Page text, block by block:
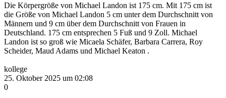
Die Körpergröße von Michael Landon ist 175 cm. Mit 175 cm ist
die Größe von Michael Landon 5 cm unter dem Durchschnitt von
Männern und 9 cm über dem Durchschnitt von Frauen in
Deutschland. 175 cm entsprechen 5 Fuß und 9 Zoll. Michael
Landon ist so groß wie Micaela Schäfer, Barbara Carrera, Roy
Scheider, Maud Adams und Michael Keaton .
kollege
25. Oktober 2025 um 02:08
0